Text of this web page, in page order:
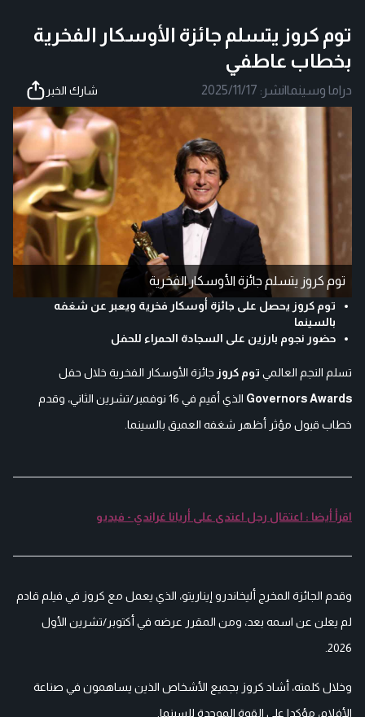
توم كروز يتسلم جائزة الأوسكار الفخرية
بخطاب عاطفي
دراما وسينما|نشر: 2025/11/17 شارك الخبر
توم كروز يتسلم جائزة الأوسكار الفخرية
توم كروز يحصل على جائزة أوسكار فخرية ويعبر عن شغفه
بالسينما
حضور نجوم بارزين على السجادة الحمراء للحفل
تسلم النجم العالمي توم كروز جائزة الأوسكار الفخرية خلال حفل
Governors Awards
الذي أقيم في 16 نوفمبر/تشرين الثاني، وقدم
خطاب قبول مؤثر أظهر شغفه العميق بالسينما.
اقرأ أيضا : اعتقال رجل اعتدى على أريانا غراندي - فيديو
وقدم الجائزة المخرج أليخاندرو إيناريتو، الذي يعمل مع كروز في فيلم قادم
لم يعلن عن اسمه بعد، ومن المقرر عرضه في أكتوبر/تشرين الأول
2026.
وخلال كلمته، أشاد كروز بجميع الأشخاص الذين يساهمون في صناعة
الأفلام، مؤكدا على القوة الموحدة للسينما.